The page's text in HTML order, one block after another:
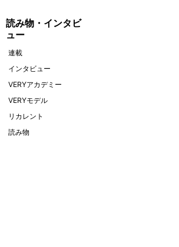
読み物・インタビ
ュー
連載
インタビュー
VERYアカデミー
VERYモデル
リカレント
読み物